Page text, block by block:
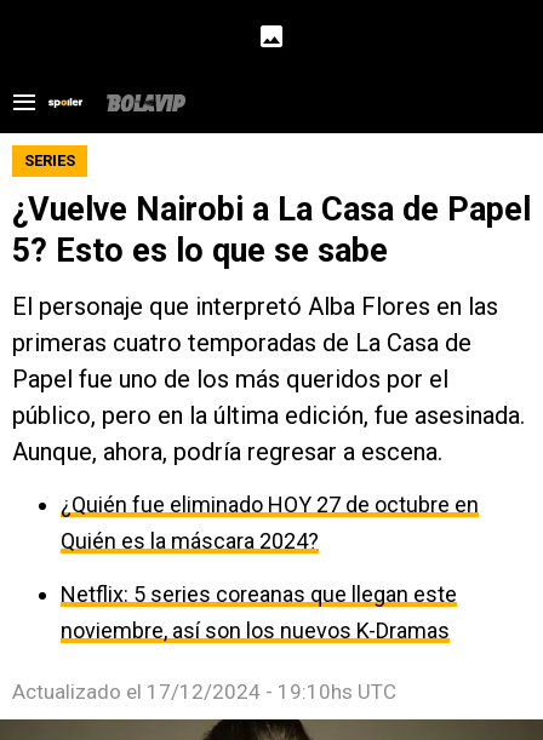
SERIES
¿Vuelve Nairobi a La Casa de Papel
5? Esto es lo que se sabe
El personaje que interpretó Alba Flores en las
primeras cuatro temporadas de La Casa de
Papel fue uno de los más queridos por el
público, pero en la última edición, fue asesinada.
Aunque, ahora, podría regresar a escena.
¿Quién fue eliminado HOY 27 de octubre en
Quién es la máscara 2024?
Netflix: 5 series coreanas que llegan este
noviembre, así son los nuevos K-Dramas
Actualizado el 17/12/2024 - 19:10hs UTC